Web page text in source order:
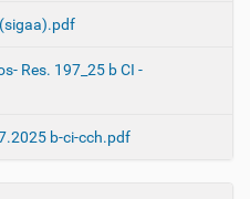
Res. 197_25 b CI -
b-ci-cch.pdf